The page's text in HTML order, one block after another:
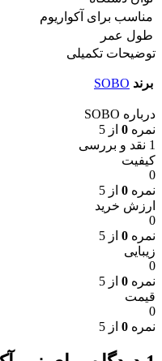
مناسب برای آکواریوم
طول عمر
توضیحات تکمیلی
برند SOBO
درباره SOBO
نمره 0 از 5
1 نقد و بررسی
کیفیت
0
نمره 0 از 5
ارزش خرید
0
نمره 0 از 5
زیبایی
0
نمره 0 از 5
قیمت
0
نمره 0 از 5